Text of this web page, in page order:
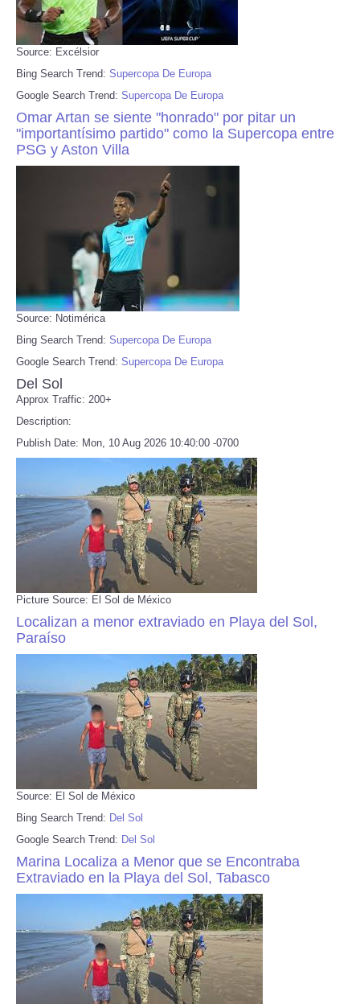
Source: Excélsior
Bing Search Trend: Supercopa De Europa
Google Search Trend: Supercopa De Europa
Omar Artan se siente "honrado" por pitar un
"importantísimo partido" como la Supercopa entre
PSG y Aston Villa
Source: Notimérica
Bing Search Trend: Supercopa De Europa
Google Search Trend: Supercopa De Europa
Del Sol
Approx Traffic: 200+
Description:
Publish Date: Mon, 10 Aug 2026 10:40:00 -0700
Picture Source: El Sol de México
Localizan a menor extraviado en Playa del Sol,
Paraíso
Source: El Sol de México
Bing Search Trend: Del Sol
Google Search Trend: Del Sol
Marina Localiza a Menor que se Encontraba
Extraviado en la Playa del Sol, Tabasco